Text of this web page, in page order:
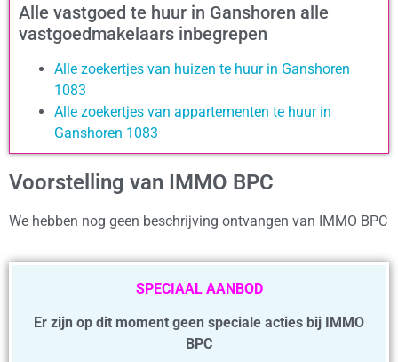
Alle vastgoed te huur in Ganshoren alle
vastgoedmakelaars inbegrepen
Alle zoekertjes van huizen te huur in Ganshoren
1083
Alle zoekertjes van appartementen te huur in
Ganshoren 1083
Voorstelling van IMMO BPC
We hebben nog geen beschrijving ontvangen van IMMO BPC
SPECIAAL AANBOD
Er zijn op dit moment geen speciale acties bij IMMO
BPC